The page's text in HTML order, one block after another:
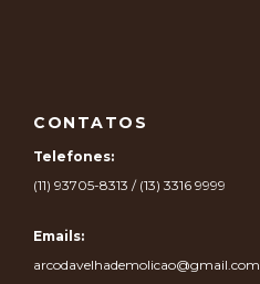
CONTATOS
Telefones:
(11) 93705-8313 / (13) 3316 9999
Emails:
arcodavelhademolicao@gmail.com